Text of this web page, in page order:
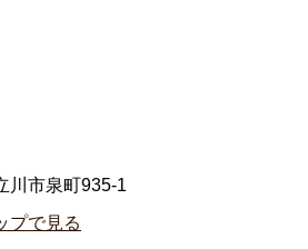
川市泉町935-1
プで見る